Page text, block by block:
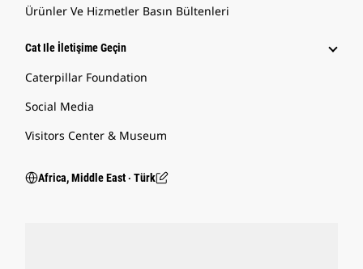
Ürünler Ve Hizmetler Basın Bültenleri
Cat Ile İletişime Geçin
Caterpillar Foundation
Social Media
Visitors Center & Museum
Africa, Middle East ‧ Türk